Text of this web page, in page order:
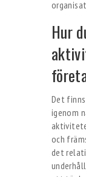
Hur
Det
igenom
och
det